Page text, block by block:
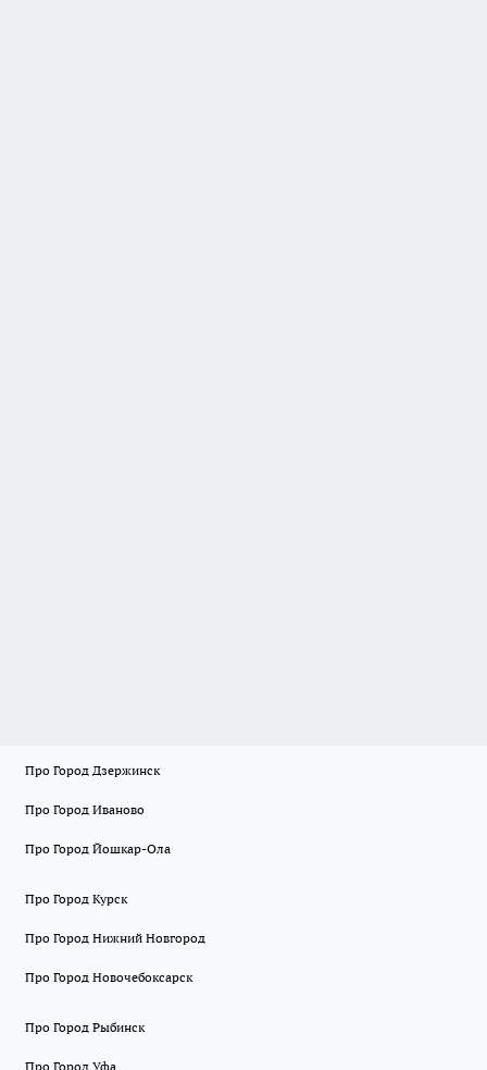
Про Город Дзержинск
Про Город Иваново
Про Город Йошкар-Ола
Про Город Курск
Про Город Нижний Новгород
Про Город Новочебоксарск
Про Город Рыбинск
Про Город Уфа